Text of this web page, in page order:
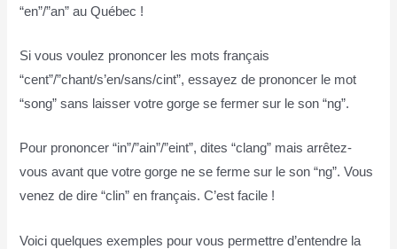
“en”/”an” au Québec !
Si vous voulez prononcer les mots français
“cent”/”chant/s’en/sans/cint”, essayez de prononcer le mot
“song” sans laisser votre gorge se fermer sur le son “ng”.
Pour prononcer “in”/”ain”/”eint”, dites “clang” mais arrêtez-
vous avant que votre gorge ne se ferme sur le son “ng”. Vous
venez de dire “clin” en français. C’est facile !
Voici quelques exemples pour vous permettre d’entendre la